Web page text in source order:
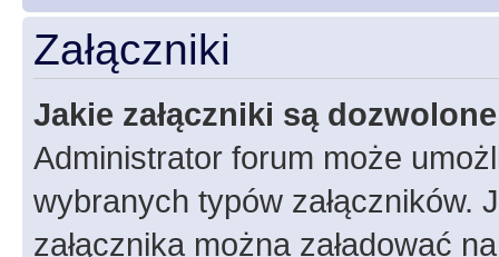
Załączniki
Jakie załączniki są
Administrator forum może
wybranych typów załączników.
załącznika można załadować